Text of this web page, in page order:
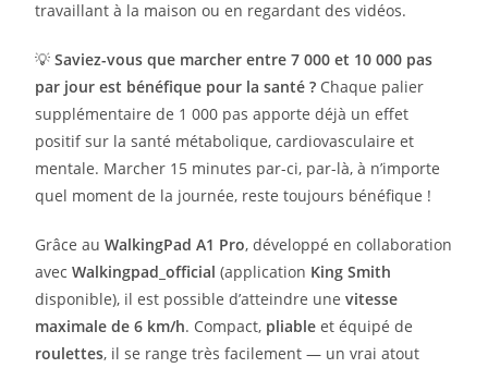
travaillant à la maison ou en regardant des vidéos.
💡Saviez-vous que marcher entre 7 000 et 10 000 pas
par jour est bénéfique pour la santé ? Chaque palier
supplémentaire de 1 000 pas apporte déjà un effet
positif sur la santé métabolique, cardiovasculaire et
mentale. Marcher 15 minutes par-ci, par-là, à n’importe
quel moment de la journée, reste toujours bénéfique !
Grâce auWalkingPad A1 Pro, développé en collaboration
avecWalkingpad_official (application King Smith
disponible), il est possible d’atteindre unevitesse
maximale de 6 km/h. Compact, pliable et équipé de
roulettes, il se range très facilement — un vrai atout